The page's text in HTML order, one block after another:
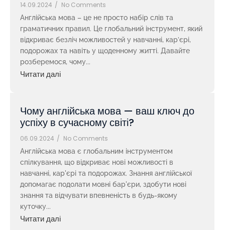
14.09.2024 / No Comments
Англійська мова – це не просто набір слів та
граматичних правил. Це глобальний інструмент, який
відкриває безліч можливостей у навчанні, кар’єрі,
подорожах та навіть у щоденному житті. Давайте
розберемося, чому...
Читати далі
Чому англійська мова — ваш ключ до
успіху в сучасному світі?
06.09.2024 / No Comments
Англійська мова є глобальним інструментом
спілкування, що відкриває нові можливості в
навчанні, кар'єрі та подорожах. Знання англійської
допомагає подолати мовні бар'єри, здобути нові
знання та відчувати впевненість в будь-якому
куточку...
Читати далі